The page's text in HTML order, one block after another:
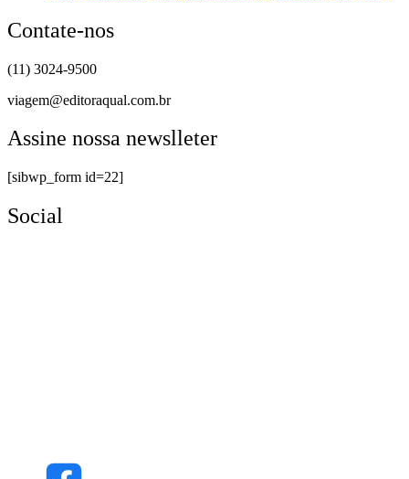
Contate-nos
(11) 3024-9500
viagem@editoraqual.com.br
Assine nossa newslleter
[sibwp_form id=22]
Social